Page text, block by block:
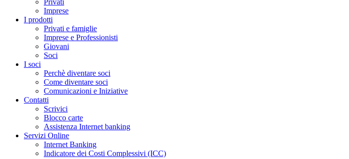
Privati
Imprese
I prodotti
Privati e famiglie
Imprese e Professionisti
Giovani
Soci
I soci
Perchè diventare soci
Come diventare soci
Comunicazioni e Iniziative
Contatti
Scrivici
Blocco carte
Assistenza Internet banking
Servizi Online
Internet Banking
Indicatore dei Costi Complessivi (ICC)